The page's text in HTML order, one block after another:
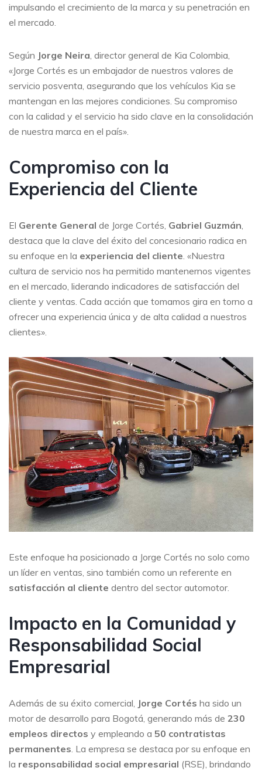
impulsando el crecimiento de la marca y su penetración en
el mercado.
Según Jorge Neira , director general de Kia Colombia,
«Jorge Cortés es un embajador de nuestros valores de
servicio posventa, asegurando que los vehículos Kia se
mantengan en las mejores condiciones. Su compromiso
con la calidad y el servicio ha sido clave en la consolidación
de nuestra marca en el país».
Compromiso con la
Experiencia del Cliente
El Gerente General de Jorge Cortés, Gabriel Guzmán
destaca que la clave del éxito del concesionario radica en
su enfoque en la experiencia del cliente . «Nuestra
cultura de servicio nos ha permitido mantenernos vigentes
en el mercado, liderando indicadores de satisfacción del
cliente y ventas. Cada acción que tomamos gira en torno a
ofrecer una experiencia única y de alta calidad a nuestros
clientes».
Este enfoque ha posicionado a Jorge Cortés no solo como
un líder en ventas, sino también como un referente en
satisfacción al cliente dentro del sector automotor.
Impacto en la Comunidad y
Responsabilidad Social
Empresarial
Además de su éxito comercial, Jorge Cortés ha sido un
motor de desarrollo para Bogotá, generando más de 230
empleos directos y empleando a 50 contratistas
permanentes. La empresa se destaca por su enfoque en
la responsabilidad social empresarial (RSE), brindando